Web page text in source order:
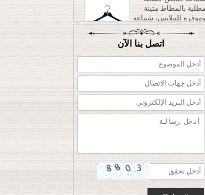
للسروال مع مشابك قابلة
للتعديل
عالية الجودة لينة
الملمس المطاط المغلفة
مخصص الرجال النساء
معطف سترة شماعات
الملابس
تخصيص شماعات
بلاستيكية حمراء مخملية
ساخنة مخصصة لعيد
الميلاد ورأس السنة
اتصل بنا الآن